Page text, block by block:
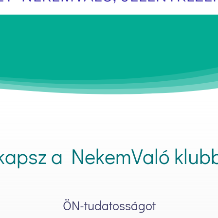
a NekemValó
ÖN-tudatosságot